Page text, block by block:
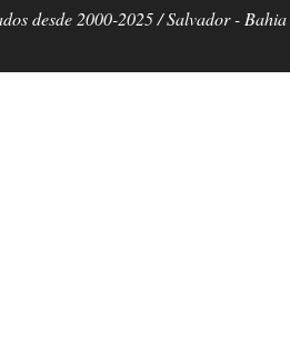
desde 2000-2025 / Salvador -